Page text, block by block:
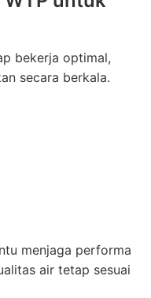
bekerja optimal,
secara berkala.
menjaga performa
air tetap sesuai